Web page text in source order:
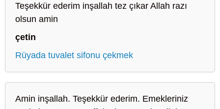
Teşekkür ederim inşallah tez çıkar Allah razı
olsun amin
çetin
Rüyada tuvalet sifonu çekmek
Amin inşallah. Teşekkür ederim. Emekleriniz